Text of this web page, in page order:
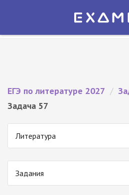
Экзамер — ЕГЭ 2027
ЕГЭ по литературе 2027 /
Задача 57
Литература
Задания